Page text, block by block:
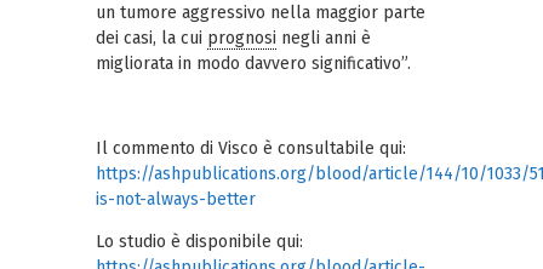
un tumore aggressivo nella maggior parte
dei casi, la cui prognosi negli anni è
migliorata in modo davvero significativo”.
Il commento di Visco è consultabile qui:
https://ashpublications.org/blood/article/144/10/1033/
is-not-always-better
Lo studio è disponibile qui: